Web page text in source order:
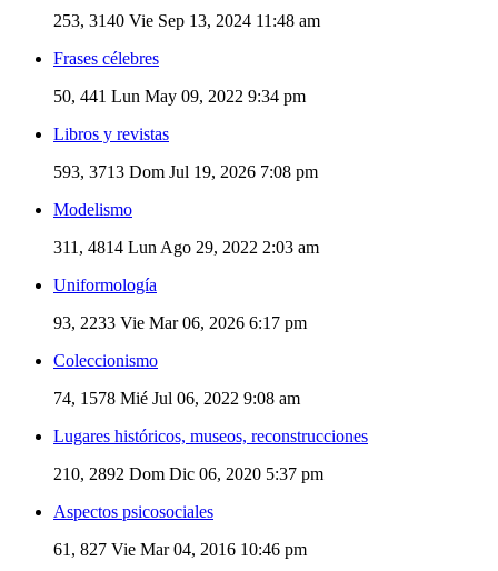
253, 3140 Vie Sep 13, 2024 11:48 am
Frases célebres
50, 441 Lun May 09, 2022 9:34 pm
Libros y revistas
593, 3713 Dom Jul 19, 2026 7:08 pm
Modelismo
311, 4814 Lun Ago 29, 2022 2:03 am
Uniformología
93, 2233 Vie Mar 06, 2026 6:17 pm
Coleccionismo
74, 1578 Mié Jul 06, 2022 9:08 am
Lugares históricos, museos, reconstrucciones
210, 2892 Dom Dic 06, 2020 5:37 pm
Aspectos psicosociales
61, 827 Vie Mar 04, 2016 10:46 pm